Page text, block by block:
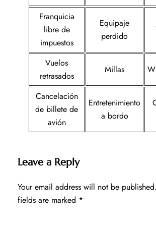
Franquicia
libre de
impuestos
Equipaje
perdido
Vuelos
retrasados
Millas
Cancelación
de billete de
avión
Entretenimiento
a bordo
Leave a Reply
Your email address will not be published.
fields are marked *